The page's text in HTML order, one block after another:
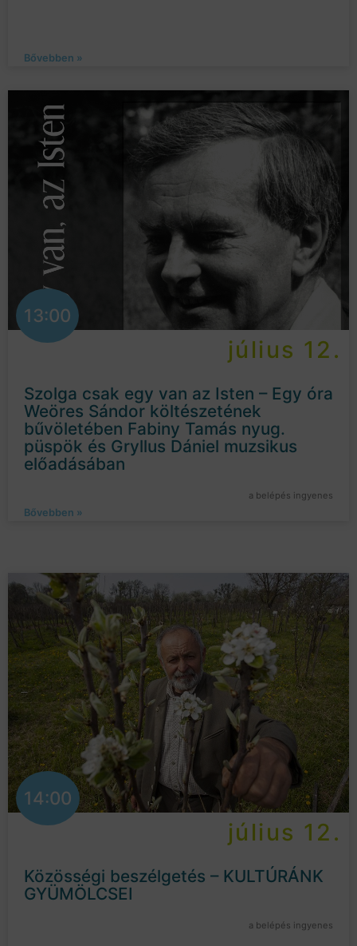
Bővebben »
13:00
július 12.
Szolga csak egy van az Isten – Egy óra
Weöres Sándor költészetének
bűvöletében Fabiny Tamás nyug.
püspök és Gryllus Dániel muzsikus
előadásában
a belépés ingyenes
Bővebben »
14:00
július 12.
Közösségi beszélgetés – KULTÚRÁNK
GYÜMÖLCSEI
a belépés ingyenes